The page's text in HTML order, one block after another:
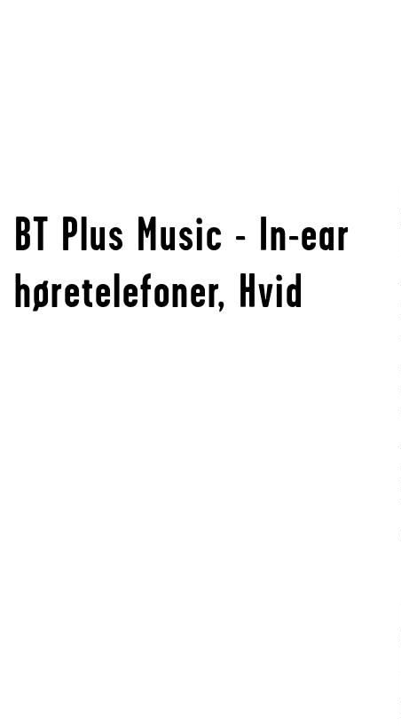
BT Plus Music - In-ear
høretelefoner, Hvid